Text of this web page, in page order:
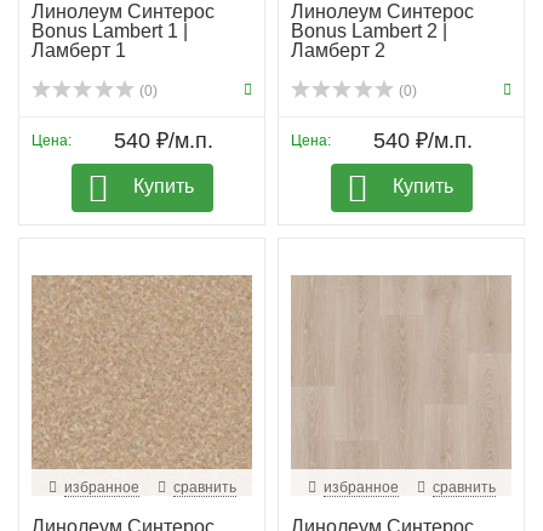
Линолеум Синтерос
Bonus Lambert 1 |
Ламберт 1
(0)
Цена: 540 ₽/м.п.
Купить
Линолеум Синтерос
Bonus Lambert 2 |
Ламберт 2
(0)
Цена: 540 ₽/м.п.
Купить
избранное сравнить избранное сравнить